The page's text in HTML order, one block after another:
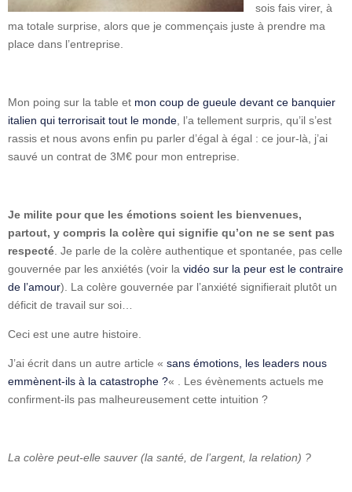
sois fais virer, à
ma totale surprise, alors que je commençais juste à prendre ma
place dans l’entreprise.
Mon poing sur la table et mon coup de gueule devant ce banquier
italien qui terrorisait tout le monde , l’a tellement surpris, qu’il s’est
rassis et nous avons enfin pu parler d’égal à égal : ce jour-là, j’ai
sauvé un contrat de 3M€ pour mon entreprise.
Je milite pour que les émotions soient les bienvenues,
partout, y compris la colère qui signifie qu’on ne se sent pas
respecté . Je parle de la colère authentique et spontanée, pas celle
gouvernée par les anxiétés (voir la vidéo sur la peur est le contraire
de l’amour). La colère gouvernée par l’anxiété signifierait plutôt un
déficit de travail sur soi…
Ceci est une autre histoire.
J’ai écrit dans un autre article « sans émotions, les leaders nous
emmènent-ils à la catastrophe ?« . Les évènements actuels me
confirment-ils pas malheureusement cette intuition ?
La colère peut-elle sauver (la santé, de l’argent, la relation) ?